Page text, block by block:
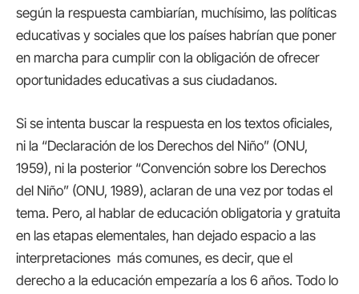
según la respuesta cambiarían, muchísimo, las políticas
educativas y sociales que los países habrían que poner
en marcha para cumplir con la obligación de ofrecer
oportunidades educativas a sus ciudadanos.
Si se intenta buscar la respuesta en los textos oficiales,
ni la “Declaración de los Derechos del Niño” (ONU,
1959), ni la posterior “Convención sobre los Derechos
del Niño” (ONU, 1989), aclaran de una vez por todas el
tema. Pero, al hablar de educación obligatoria y gratuita
en las etapas elementales, han dejado espacio a las
interpretaciones más comunes, es decir, que el
derecho a la educación empezaría a los 6 años. Todo lo